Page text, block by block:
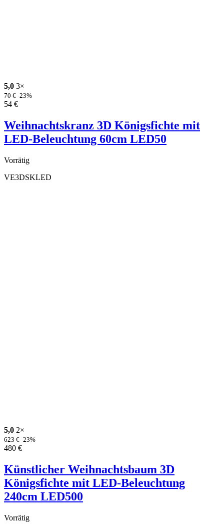
5,0 3×
70€ -23%
54 €
Weihnachtskranz 3D Königsfichte mit
LED-Beleuchtung 60cm LED50
Vorrätig
VE3DSKLED
5,0 2×
623€ -23%
480 €
Künstlicher Weihnachtsbaum 3D
Königsfichte mit LED-Beleuchtung
240cm LED500
Vorrätig